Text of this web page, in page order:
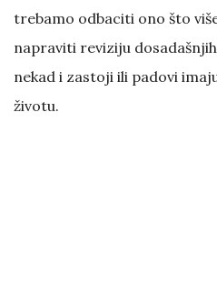
trebamo odbaciti ono što
napraviti reviziju
nekad i zastoji ili padovi
životu.